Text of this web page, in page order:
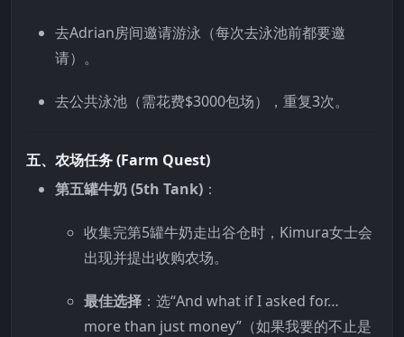
去Adrian房间邀请游泳（每次去泳池前都要邀
请）。
去公共泳池（需花费$3000包场），重复3次。
五、农场任务 (Farm Quest)
第五罐牛奶 (5th Tank) ：
收集完第5罐牛奶走出谷仓时，Kimura女士会
出现并提出收购农场。
最佳选择 ：选“And what if I asked for…
more than just money”（如果我要的不止是